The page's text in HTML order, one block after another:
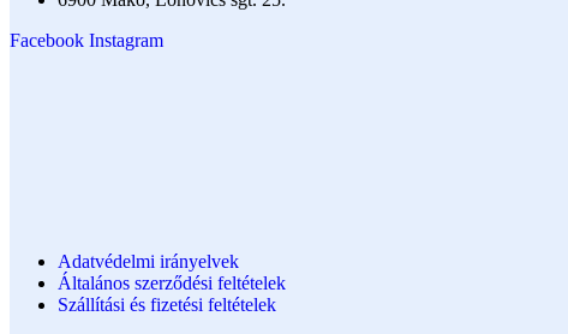
Facebook Instagram
Adatvédelmi irányelvek
Általános szerződési feltételek
Szállítási és fizetési feltételek